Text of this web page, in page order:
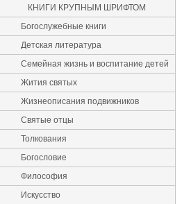
КНИГИ КРУПНЫМ ШРИФТОМ
Богослужебные книги
Детская литература
Семейная жизнь и воспитание детей
Жития святых
Жизнеописания подвижников
Святые отцы
Толкования
Богословие
Философия
Искусство